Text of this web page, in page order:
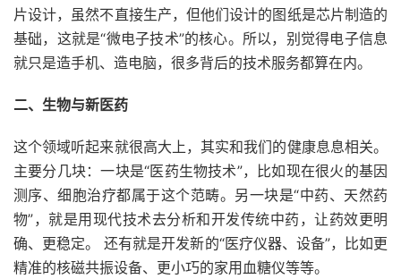
片设计，虽然不直接生产，但他们设计的图纸是芯片制造的
基础，这就是“微电子技术”的核心。所以，别觉得电子信息
就只是造手机、造电脑，很多背后的技术服务都算在内。
二、生物与新医药
这个领域听起来就很高大上，其实和我们的健康息息相关。
主要分几块：一块是“医药生物技术”，比如现在很火的基因
测序、细胞治疗都属于这个范畴。另一块是“中药、天然药
物”，就是用现代技术去分析和开发传统中药，让药效更明
确、更稳定。 还有就是开发新的“医疗仪器、设备”，比如更
精准的核磁共振设备、更小巧的家用血糖仪等等。